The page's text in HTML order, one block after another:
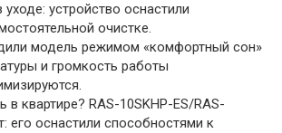
устройство оснастили
очистке.
модель режимом «комфортный сон»
и громкость работы
квартире? RAS-10SKHP-ES/RAS-
его оснастили способностями к